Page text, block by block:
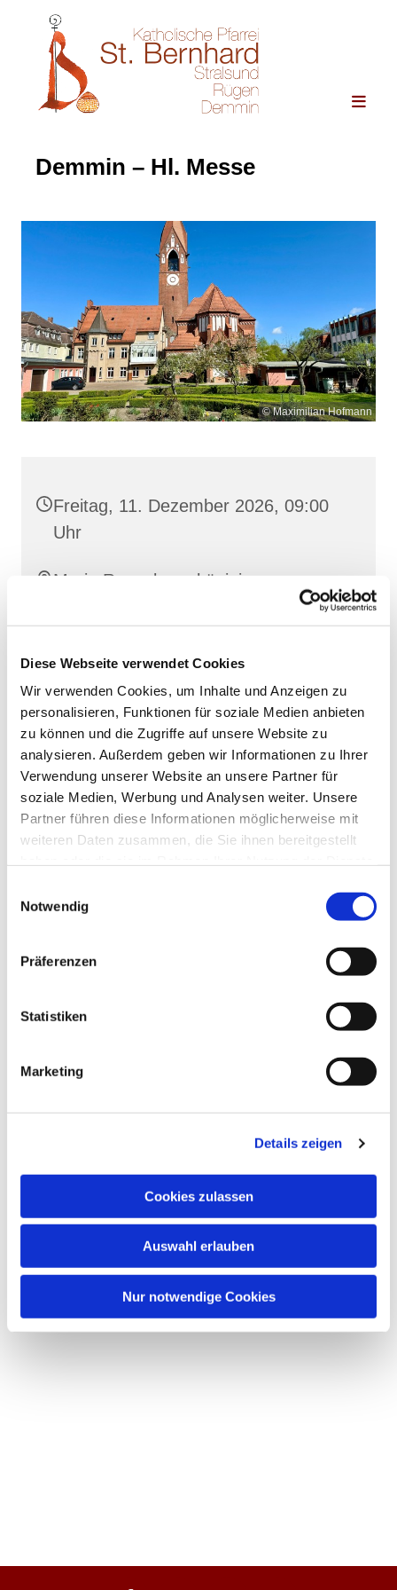
Diese Webseite verwendet Cookies
Wir verwenden Cookies, um Inhalte und Anzeigen zu
personalisieren, Funktionen für soziale Medien anbieten
zu können und die Zugriffe auf unsere Website zu
analysieren. Außerdem geben wir Informationen zu Ihrer
Verwendung unserer Website an unsere Partner für
soziale Medien, Werbung und Analysen weiter. Unsere
Partner führen diese Informationen möglicherweise mit
weiteren Daten zusammen, die Sie ihnen bereitgestellt
Notwendig
Präferenzen
Statistiken
Marketing
Details zeigen
Cookies zulassen
Auswahl erlauben
Nur notwendige Cookies
Demmin – Hl. Messe
© Maximilian Hofmann
Freitag, 11. Dezember 2026, 09:00
Uhr
Maria Rosenkranzkönigin,